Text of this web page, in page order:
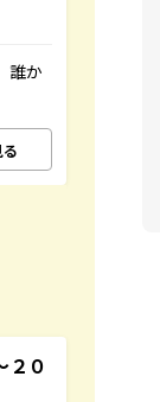
誰か
０